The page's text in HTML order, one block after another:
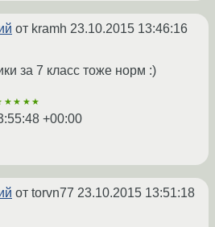
от kramh 23.10.2015 13:46:16
за 7 класс тоже норм :)
+00:00
от torvn77 23.10.2015 13:51:18